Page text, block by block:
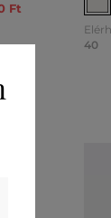
Ft
40